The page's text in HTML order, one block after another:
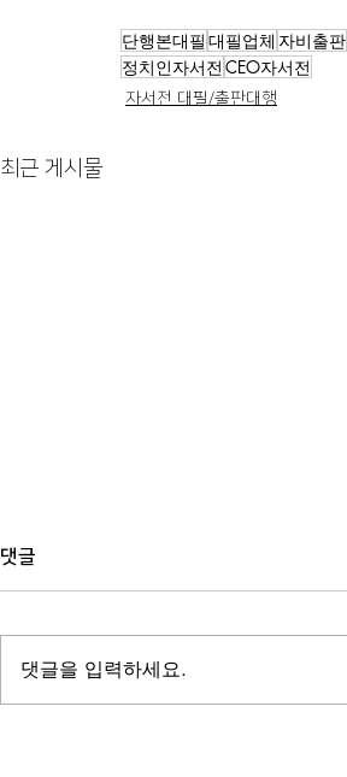
단행본대필 대필업체 자비출판
정치인자서전 CEO자서전
자서전 대필/출판대행
최근 게시물
댓글
댓글을 입력하세요.